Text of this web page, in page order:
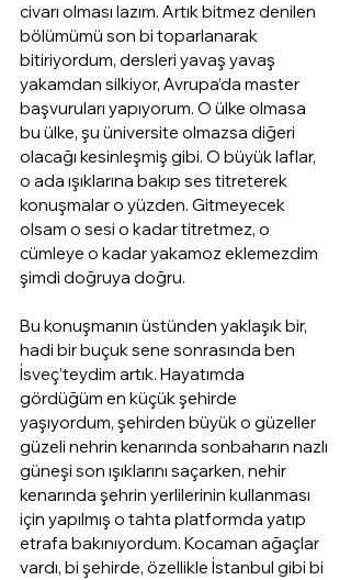
civarı olması lazım. Artık bitmez denilen
bölümümü son bi toparlanarak
bitiriyordum, dersleri yavaş yavaş
yakamdan silkiyor, Avrupa’da master
başvuruları yapıyorum. O ülke olmasa
bu ülke, şu üniversite olmazsa diğeri
olacağı kesinleşmiş gibi. O büyük laflar,
o ada ışıklarına bakıp ses titreterek
konuşmalar o yüzden. Gitmeyecek
olsam o sesi o kadar titretmez, o
cümleye o kadar yakamoz eklemezdim
şimdi doğruya doğru.
Bu konuşmanın üstünden yaklaşık bir,
hadi bir buçuk sene sonrasında ben
İsveç’teydim artık. Hayatımda
gördüğüm en küçük şehirde
yaşıyordum, şehirden büyük o güzeller
güzeli nehrin kenarında sonbaharın nazlı
güneşi son ışıklarını saçarken, nehir
kenarında şehrin yerlilerinin kullanması
için yapılmış o tahta platformda yatıp
etrafa bakınıyordum. Kocaman ağaçlar
vardı, bi şehirde, özellikle İstanbul gibi bi